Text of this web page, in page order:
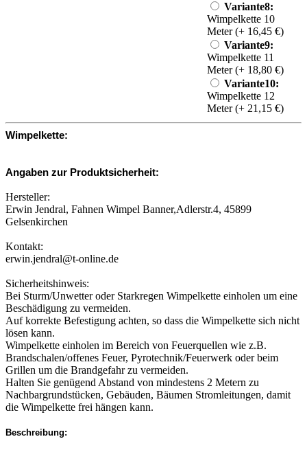
Variante8:
Wimpelkette 10
Meter (+ 16,45 €)
Variante9:
Wimpelkette 11
Meter (+ 18,80 €)
Variante10:
Wimpelkette 12
Meter (+ 21,15 €)
Wimpelkette:
Angaben zur Produktsicherheit:
Hersteller:
Erwin Jendral, Fahnen Wimpel Banner,Adlerstr.4, 45899
Gelsenkirchen
Kontakt:
erwin.jendral@t-online.de
Sicherheitshinweis:
Bei Sturm/Unwetter oder Starkregen Wimpelkette einholen um eine
Beschädigung zu vermeiden.
Auf korrekte Befestigung achten, so dass die Wimpelkette sich nicht
lösen kann.
Wimpelkette einholen im Bereich von Feuerquellen wie z.B.
Brandschalen/offenes Feuer, Pyrotechnik/Feuerwerk oder beim
Grillen um die Brandgefahr zu vermeiden.
Halten Sie genügend Abstand von mindestens 2 Metern zu
Nachbargrundstücken, Gebäuden, Bäumen Stromleitungen, damit
die Wimpelkette frei hängen kann.
Beschreibung: